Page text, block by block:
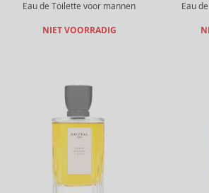
Eau de Toilette voor mannen
NIET VOORRADIG
Eau